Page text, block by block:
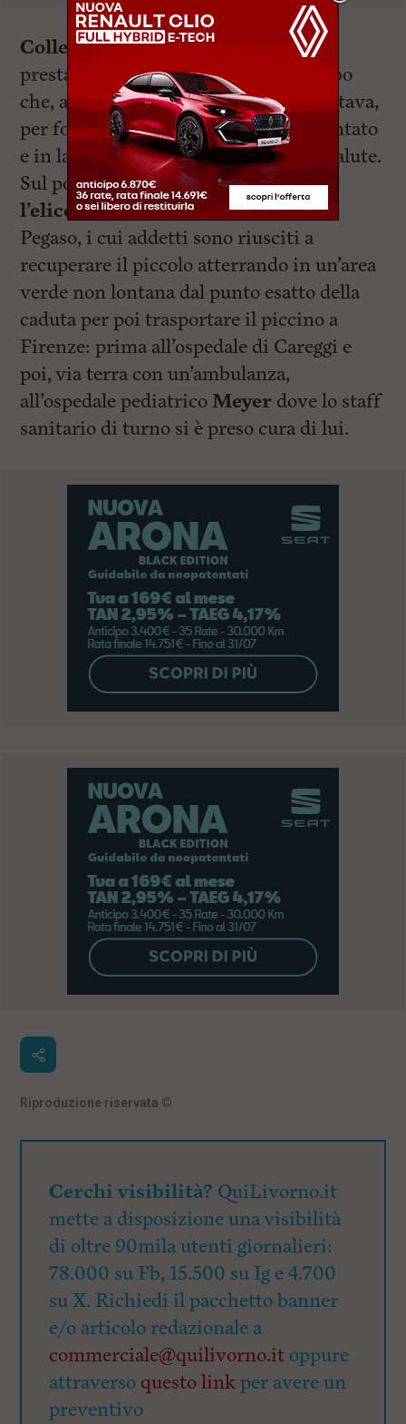
Collesalvettii cui volontari hanno
prestato i primissimi soccorsi al bimbo
che, ad una prima visita esterna, risultava,
per fortuna, cosciente e, se pur spaventato
e in lacrime, in buone condizioni di salute.
Sul posto è dunque sopraggiunto
l’elicottero dell’elisoccorso del 118
Pegaso, i cui addetti sono riusciti a
recuperare il piccolo atterrando in un’area
verde non lontana dal punto esatto della
caduta per poi trasportare il piccino a
Firenze: prima all’ospedale di Careggi e
poi, via terra con un’ambulanza,
all’ospedale pediatricoMeyer dove lo staff
sanitario di turno si è preso cura di lui.
Riproduzione riservata ©
Cerchi visibilità? QuiLivorno.it
mette a disposizione una visibilità
di oltre 90mila utenti giornalieri:
78.000 su Fb, 15.500 su Ig e 4.700
su X. Richiedi il pacchetto banner
e/o articolo redazionale a
commerciale@quilivorno.it oppure
attraverso questo linkper avere un
preventivo